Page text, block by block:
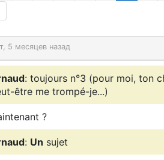
5 месяцев назад
: toujours n°3 (pour moi, ton
être me trompé-je...)
?
: Un sujet